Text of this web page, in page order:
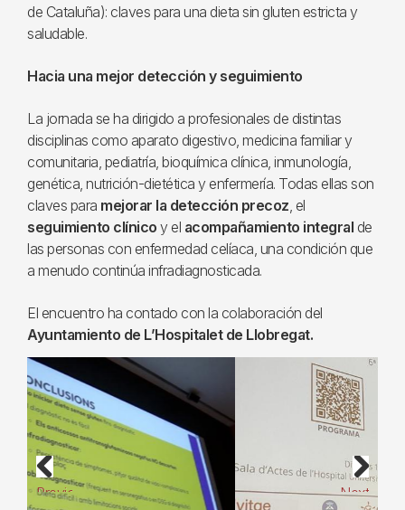
de Cataluña): claves para una dieta sin gluten estricta y
saludable.
Hacia una mejor detección y seguimiento
La jornada se ha dirigido a profesionales de distintas
disciplinas como aparato digestivo, medicina familiar y
comunitaria, pediatría, bioquímica clínica, inmunología,
genética, nutrición-dietética y enfermería. Todas ellas son
claves para mejorar la detección precoz, el
seguimiento clínico y el acompañamiento integral de
las personas con enfermedad celíaca, una condición que
a menudo continúa infradiagnosticada.
El encuentro ha contado con la colaboración del
Ayuntamiento de L’Hospitalet de Llobregat.
Previous Next